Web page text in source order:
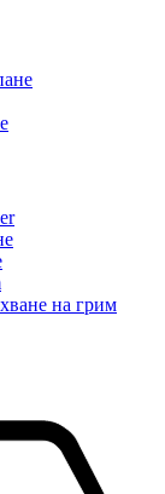
на грим